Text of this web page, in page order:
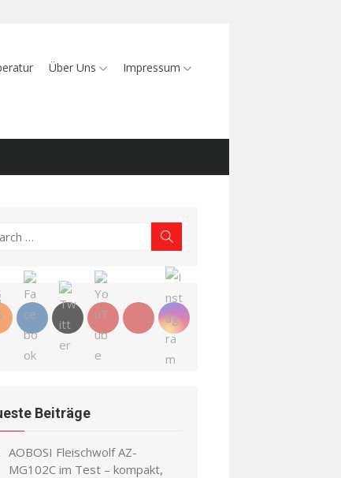
Über Uns Impressum
Beiträge
AOBOSI Fleischwolf AZ-
MG102C im Test – kompakt,